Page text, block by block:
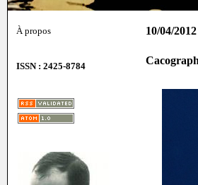
À propos
ISSN : 2425-8784
10/04/2012